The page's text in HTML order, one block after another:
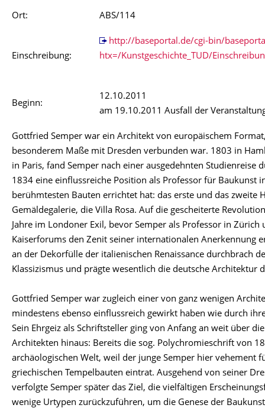
Ort: ABS/114
Einschreibung:
http://baseportal.de/cgi-bin/
htx=/Kunstgeschichte_TUD/
Beginn:
12.10.2011
am 19.10.2011 Ausfall der
Gottfried Semper war ein Architekt von europäischem
besonderem Maße mit Dresden verbunden war. 1803 in
in Paris, fand Semper nach einer ausgedehnten Studienreise
1834 eine einflussreiche Position als Professor für Baukunst
berühmtesten Bauten errichtet hat: das erste und das zweite
Gemäldegalerie, die Villa Rosa. Auf die gescheiterte
Jahre im Londoner Exil, bevor Semper als Professor in Zürich
Kaiserforums den Zenit seiner internationalen Anerkennung
an der Dekorfülle der italienischen Renaissance durchbrach
Klassizismus und prägte wesentlich die deutsche Architektur
Gottfried Semper war zugleich einer von ganz wenigen
mindestens ebenso einflussreich gewirkt haben wie durch
Sein Ehrgeiz als Schriftsteller ging von Anfang an weit über
Architekten hinaus: Bereits die sog. Polychromieschrift von
archäologischen Welt, weil der junge Semper hier vehement
griechischen Tempelbauten eintrat. Ausgehend von seiner
verfolgte Semper später das Ziel, die vielfältigen
wenige Urtypen zurückzuführen, um die Genese der